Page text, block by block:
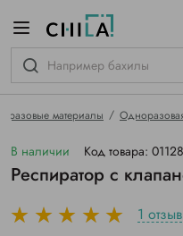
материалы
В наличии Код товара: 01128
Респиратор с
1 отзыв
гамме